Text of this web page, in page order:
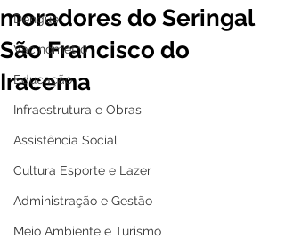
Dengue
Vacinômetro
Educação
Infraestrutura e Obras
Assistência Social
Cultura Esporte e Lazer
Administração e Gestão
Meio Ambiente e Turismo
moradores do Seringal
São Francisco do
Iracema